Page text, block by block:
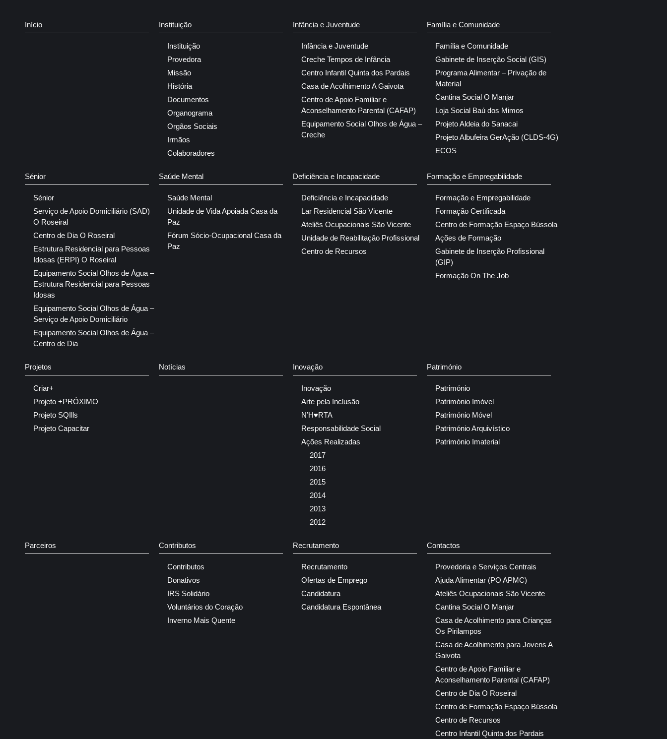
Início Instituição
Instituição
Provedora
Missão
História
Documentos
Organograma
Orgãos Sociais
Irmãos
Colaboradores
Infância e Juventude
Infância e Juventude
Creche Tempos de Infância
Centro Infantil Quinta dos Pardais
Casa de Acolhimento A Gaivota
Centro de Apoio Familiar e
Aconselhamento Parental (CAFAP)
Equipamento Social Olhos de Água –
Creche
Família e Comunidade
Família e Comunidade
Gabinete de Inserção Social (GIS)
Programa Alimentar – Privação de
Material
Cantina Social O Manjar
Loja Social Baú dos Mimos
Projeto Aldeia do Sanacai
Projeto Albufeira GerAção (CLDS-4G)
ECOS
Sénior
Sénior
Serviço de Apoio Domiciliário (SAD)
O Roseiral
Centro de Dia O Roseiral
Estrutura Residencial para Pessoas
Idosas (ERPI) O Roseiral
Equipamento Social Olhos de Água –
Estrutura Residencial para Pessoas
Idosas
Equipamento Social Olhos de Água –
Serviço de Apoio Domiciliário
Equipamento Social Olhos de Água –
Centro de Dia
Saúde Mental
Saúde Mental
Unidade de Vida Apoiada Casa da
Paz
Fórum Sócio-Ocupacional Casa da
Paz
Deficiência e Incapacidade
Deficiência e Incapacidade
Lar Residencial São Vicente
Ateliês Ocupacionais São Vicente
Unidade de Reabilitação Profissional
Centro de Recursos
Formação e Empregabilidade
Formação e Empregabilidade
Formação Certificada
Centro de Formação Espaço Bússola
Ações de Formação
Gabinete de Inserção Profissional
(GIP)
Formação On The Job
Projetos
Criar+
Projeto +PRÓXIMO
Projeto SQIlls
Projeto Capacitar
Notícias Inovação
Inovação
Arte pela Inclusão
N’H♥RTA
Responsabilidade Social
Ações Realizadas
2017
2016
2015
2014
2013
2012
Património
Património
Património Imóvel
Património Móvel
Património Arquivístico
Património Imaterial
Parceiros Contributos
Contributos
Donativos
IRS Solidário
Voluntários do Coração
Inverno Mais Quente
Recrutamento
Recrutamento
Ofertas de Emprego
Candidatura
Candidatura Espontânea
Contactos
Provedoria e Serviços Centrais
Ajuda Alimentar (PO APMC)
Ateliês Ocupacionais São Vicente
Cantina Social O Manjar
Casa de Acolhimento para Crianças
Os Pirilampos
Casa de Acolhimento para Jovens A
Gaivota
Centro de Apoio Familiar e
Aconselhamento Parental (CAFAP)
Centro de Dia O Roseiral
Centro de Formação Espaço Bússola
Centro de Recursos
Centro Infantil Quinta dos Pardais